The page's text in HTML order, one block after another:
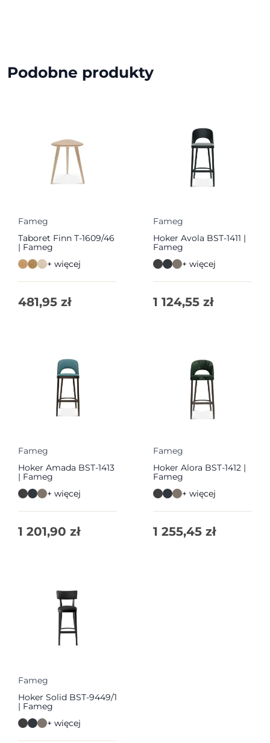
Podobne produkty
Fameg
Taboret Finn T-1609/46
| Fameg
+ więcej
481,95 zł
Fameg
Hoker Avola BST-1411 |
Fameg
+ więcej
1 124,55 zł
Fameg
Hoker Amada BST-1413
| Fameg
+ więcej
1 201,90 zł
Fameg
Hoker Alora BST-1412 |
Fameg
+ więcej
1 255,45 zł
Fameg
Hoker Solid BST-9449/1
| Fameg
+ więcej